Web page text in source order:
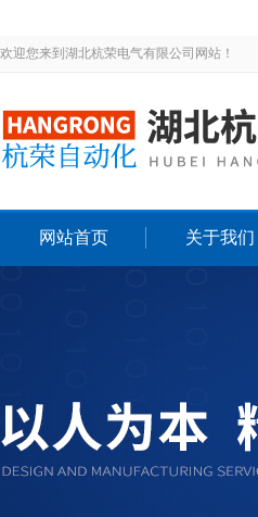
欢迎您来到湖北杭荣电气有限公司网站！
网站首页 关于我们